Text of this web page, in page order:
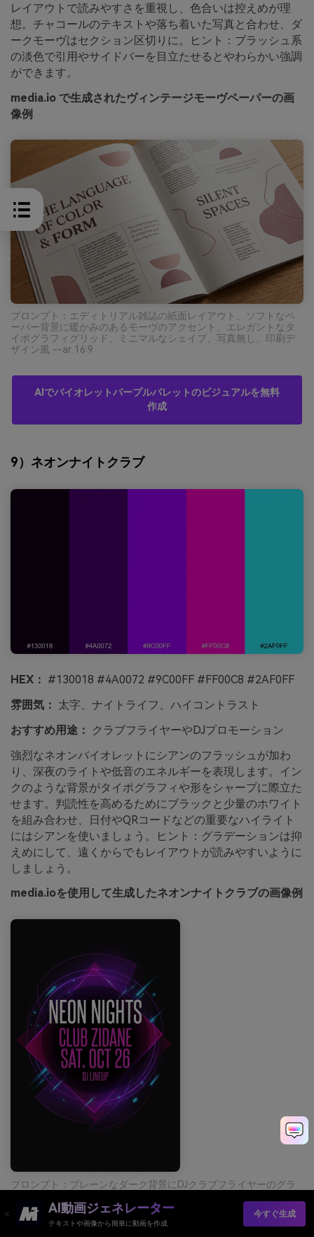
レイアウトで読みやすさを重視し、色合いは控えめが理
想。チャコールのテキストや落ち着いた写真と合わせ、ダ
ークモーヴはセクション区切りに。ヒント：ブラッシュ系
の淡色で引用やサイドバーを目立たせるとやわらかい強調
ができます。
media.io で生成されたヴィンテージモーヴペーパーの画
像例
プロンプト：エディトリアル雑誌の紙面レイアウト、ソフトなペ
ーパー背景に暖かみのあるモーヴのアクセント、エレガントなタ
イポグラフィグリッド、ミニマルなシェイプ、写真無し、印刷デ
ザイン風 --ar 16:9
AIでバイオレットパープルパレットのビジュアルを無料
作成
9）ネオンナイトクラブ
HEX： #130018 #4A0072 #9C00FF #FF00C8 #2AF0FF
雰囲気： 太字、ナイトライフ、ハイコントラスト
おすすめ用途：
クラブフライヤーやDJプロモーション
強烈なネオンバイオレットにシアンのフラッシュが加わ
り、深夜のライトや低音のエネルギーを表現します。イン
クのような背景がタイポグラフィや形をシャープに際立た
せます。判読性を高めるためにブラックと少量のホワイト
を組み合わせ、日付やQRコードなどの重要なハイライト
にはシアンを使いましょう。ヒント：グラデーションは抑
えめにして、遠くからでもレイアウトが読みやすいように
しましょう。
media.ioを使用して生成したネオンナイトクラブの画像例
プロンプト：プレーンなダーク背景にDJクラブフライヤーのグラ
小さなシアンのハイライト、太字の凝縮タイポグラフィ、写真な
し、手なし --ar 2:3
AI動画ジェネレーター
テキストや画像から簡単に動画を作成
今すぐ生成